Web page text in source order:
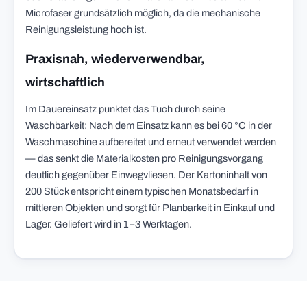
Microfaser grundsätzlich möglich, da die mechanische
Reinigungsleistung hoch ist.
Praxisnah, wiederverwendbar,
wirtschaftlich
Im Dauereinsatz punktet das Tuch durch seine
Waschbarkeit: Nach dem Einsatz kann es bei 60 °C in der
Waschmaschine aufbereitet und erneut verwendet werden
— das senkt die Materialkosten pro Reinigungsvorgang
deutlich gegenüber Einwegvliesen. Der Kartoninhalt von
200 Stück entspricht einem typischen Monatsbedarf in
mittleren Objekten und sorgt für Planbarkeit in Einkauf und
Lager. Geliefert wird in 1–3 Werktagen.